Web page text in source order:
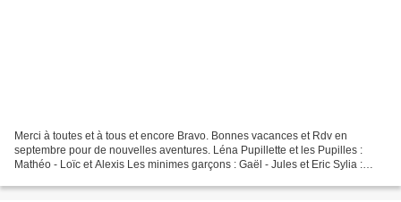
Merci à toutes et à tous et encore Bravo. Bonnes vacances et Rdv en
septembre pour de nouvelles aventures. Léna Pupillette et les Pupilles :
Mathéo - Loïc et Alexis Les minimes garçons : Gaël - Jules et Eric Sylia :